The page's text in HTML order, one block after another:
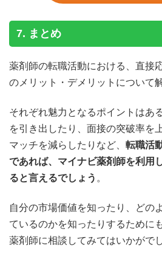
7. まとめ
薬剤師の転職活動における、直接
のメリット・デメリットについて
それぞれ魅力となるポイントはあ
を引き出したり、面接の突破率を
マッチを減らしたりなど、 転職活
であれば、マイナビ薬剤師を利用
ると言えるでしょう 。
自分の市場価値を知ったり、どの
ているのかを知ったりするために
薬剤師に相談してみてはいかがで